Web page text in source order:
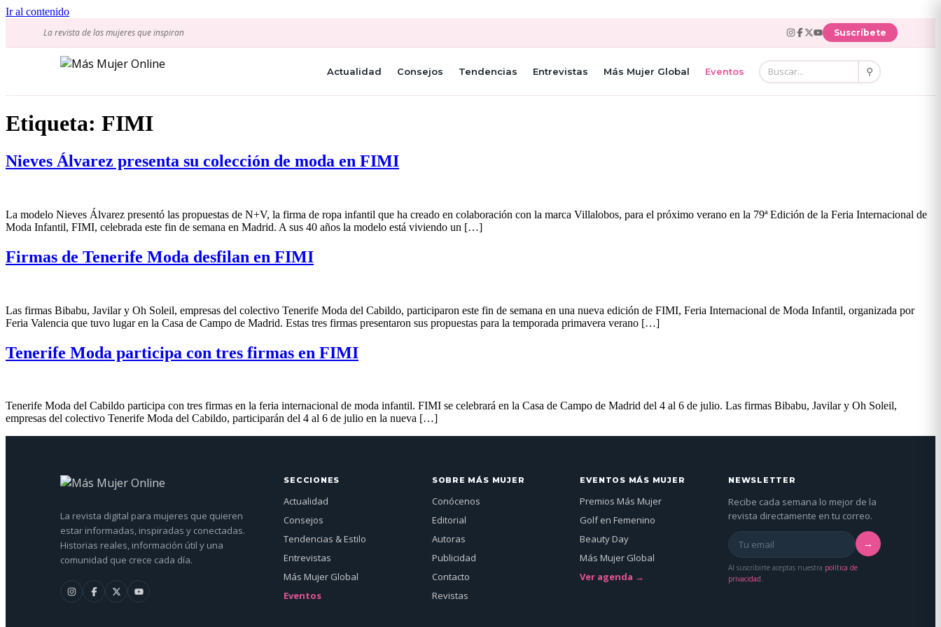
Ir al contenido
La revista de las mujeres que inspiran
Suscríbete
Actualidad Consejos Tendencias Entrevistas Más Mujer Global Eventos ⚲
Etiqueta: FIMI
Nieves Álvarez presenta su colección de moda en FIMI
La modelo Nieves Álvarez presentó las propuestas de N+V, la firma de ropa infantil que ha creado en colaboración con la marca Villalobos, para el próximo verano en la 79ª Edición de la Feria Internacional de
Moda Infantil, FIMI, celebrada este fin de semana en Madrid. A sus 40 años la modelo está viviendo un […]
Firmas de Tenerife Moda desfilan en FIMI
Las firmas Bibabu, Javilar y Oh Soleil, empresas del colectivo Tenerife Moda del Cabildo, participaron este fin de semana en una nueva edición de FIMI, Feria Internacional de Moda Infantil, organizada por
Feria Valencia que tuvo lugar en la Casa de Campo de Madrid. Estas tres firmas presentaron sus propuestas para la temporada primavera verano […]
Tenerife Moda participa con tres firmas en FIMI
Tenerife Moda del Cabildo participa con tres firmas en la feria internacional de moda infantil. FIMI se celebrará en la Casa de Campo de Madrid del 4 al 6 de julio. Las firmas Bibabu, Javilar y Oh Soleil,
empresas del colectivo Tenerife Moda del Cabildo, participarán del 4 al 6 de julio en la nueva […]
La revista digital para mujeres que quieren
estar informadas, inspiradas y conectadas.
Historias reales, información útil y una
comunidad que crece cada día.
SECCIONES
Actualidad
Consejos
Tendencias & Estilo
Entrevistas
Más Mujer Global
Eventos
SOBRE MÁS MUJER
Conócenos
Editorial
Autoras
Publicidad
Contacto
Revistas
EVENTOS MÁS MUJER
Premios Más Mujer
Golf en Femenino
Beauty Day
Más Mujer Global
Ver agenda →
NEWSLETTER
Recibe cada semana lo mejor de la
revista directamente en tu correo.
→
Al suscribirte aceptas nuestra política de
privacidad.